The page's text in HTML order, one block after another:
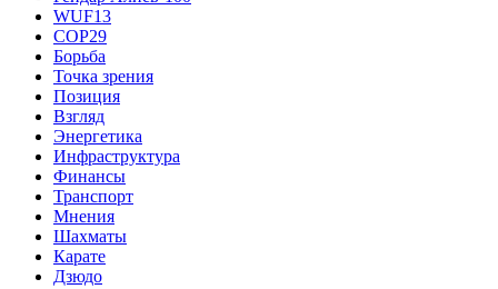
WUF13
COP29
Борьба
Точка зрения
Позиция
Взгляд
Энергетика
Инфраструктура
Финансы
Транспорт
Мнения
Шахматы
Карате
Дзюдо